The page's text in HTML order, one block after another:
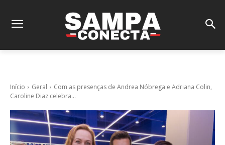
Início Geral
Com as presenças de Andrea Nóbrega e Adriana Colin,
Caroline Diaz celebra...